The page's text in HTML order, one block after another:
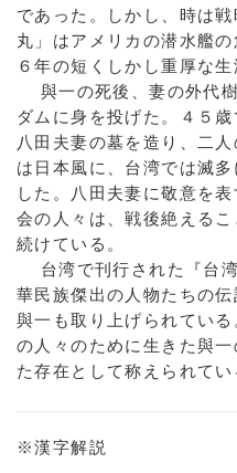
であった。しかし、時は
丸」はアメリカの潜水艦
６年の短くしかし重厚な生
與一の死後、妻の外代
ダムに身を投げた。４５
八田夫妻の墓を造り、二
は日本風に、台湾では滅
した。八田夫妻に敬意を
会の人々は、戦後絶える
続けている。
台湾で刊行された『台
華民族傑出の人物たちの
與一も取り上げられてい
の人々のために生きた與
た存在として称えられてい
※漢字解説